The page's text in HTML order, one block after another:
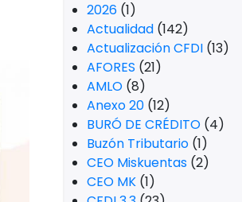
2026 (1)
Actualidad (142)
Actualización CFDI (13)
AFORES (21)
AMLO (8)
Anexo 20 (12)
BURÓ DE CRÉDITO (4)
Buzón Tributario (1)
CEO Miskuentas (2)
CEO MK (1)